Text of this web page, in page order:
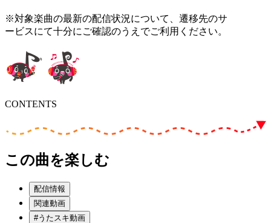
※対象楽曲の最新の配信状況について、遷移先のサ
ービスにて十分にご確認のうえでご利用ください。
CONTENTS
この曲を楽しむ
配信情報
関連動画
#うたスキ動画